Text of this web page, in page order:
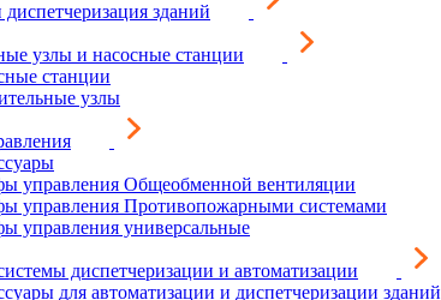
зданий
узлы и насосные станции
станции
узлы
управления Общеобменной вентиляции
управления Противопожарными системами
управления универсальные
диспетчеризации и автоматизации
для автоматизации и диспетчеризации зданий